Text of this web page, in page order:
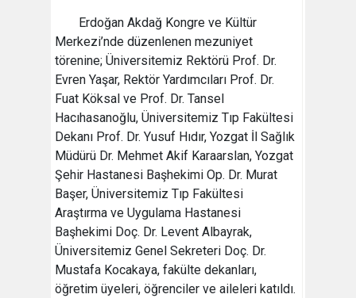
Erdoğan Akdağ Kongre ve Kültür
Merkezi’nde düzenlenen mezuniyet
törenine; Üniversitemiz Rektörü Prof. Dr.
Evren Yaşar, Rektör Yardımcıları Prof. Dr.
Fuat Köksal ve Prof. Dr. Tansel
Hacıhasanoğlu, Üniversitemiz Tıp Fakültesi
Dekanı Prof. Dr. Yusuf Hıdır, Yozgat İl Sağlık
Müdürü Dr. Mehmet Akif Karaarslan, Yozgat
Şehir Hastanesi Başhekimi Op. Dr. Murat
Başer, Üniversitemiz Tıp Fakültesi
Araştırma ve Uygulama Hastanesi
Başhekimi Doç. Dr. Levent Albayrak,
Üniversitemiz Genel Sekreteri Doç. Dr.
Mustafa Kocakaya, fakülte dekanları,
öğretim üyeleri, öğrenciler ve aileleri katıldı.